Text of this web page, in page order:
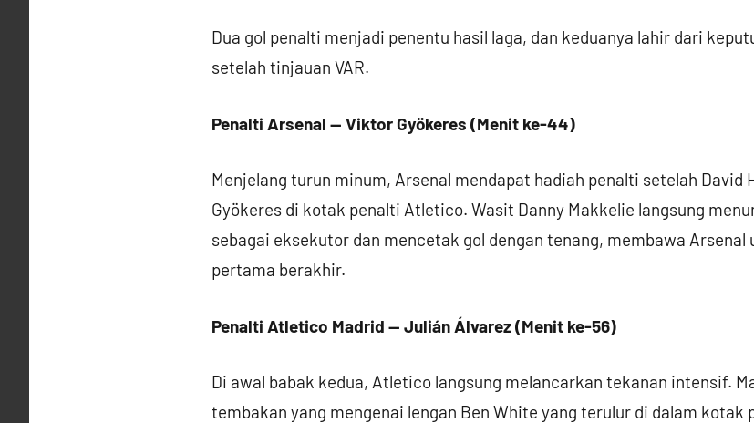
Dua gol penalti menjadi penentu hasil laga, dan keduanya lahir dari
setelah tinjauan VAR.
Penalti Arsenal — Viktor Gyökeres (Menit ke-44)
Menjelang turun minum, Arsenal mendapat hadiah penalti setelah
Gyökeres di kotak penalti Atletico. Wasit Danny Makkelie langsung
sebagai eksekutor dan mencetak gol dengan tenang, membawa Arsenal
pertama berakhir.
Penalti Atletico Madrid — Julián Álvarez (Menit ke-56)
Di awal babak kedua, Atletico langsung melancarkan tekanan intensif.
tembakan yang mengenai lengan Ben White yang terulur di dalam kotak